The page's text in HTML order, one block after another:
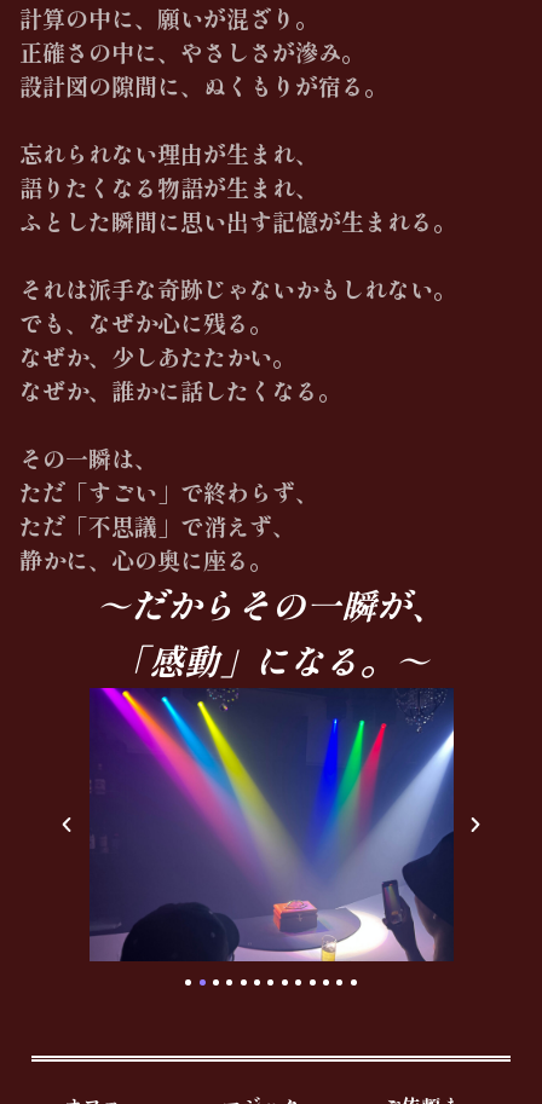
計算の中に、願いが混ざり。
正確さの中に、やさしさが滲み。
設計図の隙間に、ぬくもりが宿る。
忘れられない理由が生まれ、
語りたくなる物語が生まれ、
ふとした瞬間に思い出す記憶が生まれる。
それは派手な奇跡じゃないかもしれない。
でも、なぜか心に残る。
なぜか、少しあたたかい。
なぜか、誰かに話したくなる。
その一瞬は、
ただ「すごい」で終わらず、
ただ「不思議」で消えず、
静かに、心の奥に座る。
～だからその一瞬が、
「感動」になる。～